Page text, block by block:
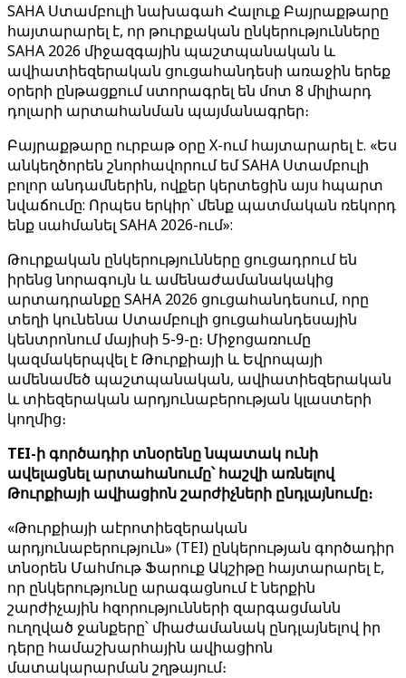
SAHA Ստամբուլի նախագահ Հալուք Բայրաքթարը
հայտարարել է, որ թուրքական ընկերությունները
SAHA 2026 միջազգային պաշտպանական և
ավիատիեզերական ցուցահանդեսի առաջին երեք
օրերի ընթացքում ստորագրել են մոտ 8 միլիարդ
դոլարի արտահանման պայմանագրեր։
Բայրաքթարը ուրբաթ օրը X-ում հայտարարել է. «Ես
անկեղծորեն շնորհավորում եմ SAHA Ստամբուլի
բոլոր անդամներին, ովքեր կերտեցին այս հպարտ
նվաճումը: Որպես երկիր՝ մենք պատմական ռեկորդ
ենք սահմանել SAHA 2026-ում»:
Թուրքական ընկերությունները ցուցադրում են
իրենց նորագույն և ամենաժամանակակից
արտադրանքը SAHA 2026 ցուցահանդեսում, որը
տեղի կունենա Ստամբուլի ցուցահանդեսային
կենտրոնում մայիսի 5-9-ը։ Միջոցառումը
կազմակերպվել է Թուրքիայի և Եվրոպայի
ամենամեծ պաշտպանական, ավիատիեզերական
և տիեզերական արդյունաբերության կլաստերի
կողմից։
TEI-ի գործադիր տնօրենը նպատակ ունի
ավելացնել արտահանումը՝ հաշվի առնելով
Թուրքիայի ավիացիոն շարժիչների ընդլայնումը։
«Թուրքիայի աէրոտիեզերական
արդյունաբերություն» (TEI) ընկերության գործադիր
տնօրեն Մահմութ Ֆարուք Ակշիթը հայտարարել է,
որ ընկերությունը արագացնում է ներքին
շարժիչային հզորությունների զարգացմանն
ուղղված ջանքերը՝ միաժամանակ ընդլայնելով իր
դերը համաշխարհային ավիացիոն
մատակարարման շղթայում։